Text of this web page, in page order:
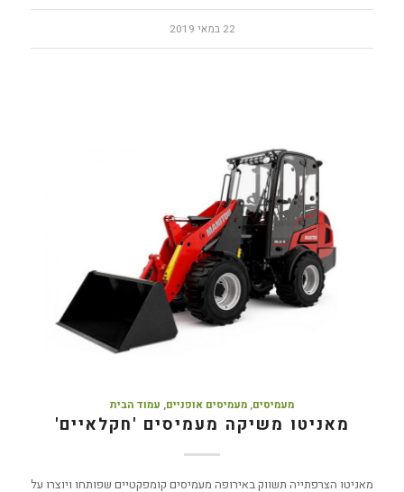
22 במאי 2019
מעמיסים, מעמיסים אופניים, עמוד הבית
מאניטו משיקה מעמיסים 'חקלאיים'
מאניטו הצרפתייה תשווק באירופה מעמיסים קומפקטיים שפותחו ויוצרו על